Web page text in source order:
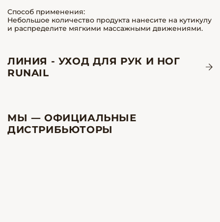
Способ применения:
Небольшое количество продукта нанесите на кутикулу
и распределите мягкими массажными движениями.
ЛИНИЯ - УХОД ДЛЯ РУК И НОГ
RUNAIL
МЫ — ОФИЦИАЛЬНЫЕ
ДИСТРИБЬЮТОРЫ